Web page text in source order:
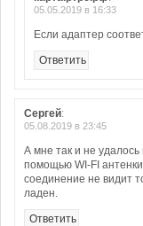
05.05.2019 в 16:33
Если адаптер
Ответить
Сергей:
05.08.2019 в 23:45
А мне так и не удалось
помощью WI-FI
соединение не видит
ладен.
Ответить